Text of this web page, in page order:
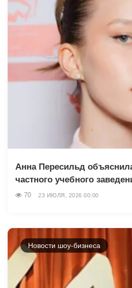
Анна Пересильд
частного учебного
70 23 ИЮЛЯ, 2026 00:00
Новости шоу-бизнеса